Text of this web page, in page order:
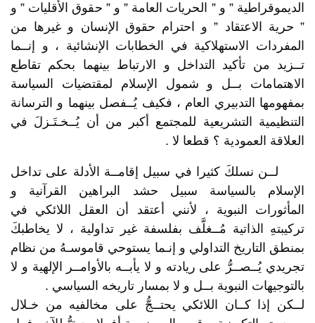
الديموقراطية ” و ” الحريات العامة ” و ” حقوق الأقليات ” و
” حرية الاعتقاد ” و احترام حقوق الإنسان و غيرها من
المفردات الاستهلاكية في الخطابات الإنشائية ، و إنــما
تــزيد من تأكيد التداخل و الارتباط بينهما بحكم تقاطع
الاهتمامات بــل و شمول الإسلام لمقتضيات السياسة
بمفهومها التدبيري العام ، فكيف يُــفصل بينهما و الترسانة
التنظيمية التشريعية للمجتمع أكبر من أن يُــخـتَـزلَ في
العلاقة العمودية ؟ قطعا لا .
لــن نسلكَ كثيرا في سبيل إقامــة الأدلة على تداخل
الإسلام بالسياسة سبيل حشد البراهين القرآنية و
المأثورات النبوية ، لأنني أعتقد أن العقل اللائكي في
تركيبتهِ الذاتية مُــغلَّف بفلسفة غير تداولية ، لا يخاطبكَ
بمنطق التاريخ التداولي و إنـما يستوحي قاموسـهُ من نظام
تجريدي يُــصــرُّ على ريادته و لا يأبــه بالأوامــر الإلهية و لا
بالتوجيهات النبوية بــل و لا بمسار تاريخه السياسي .
لــكن إذا كــان اللائكي يحتــجُّ على مخالفيه من خـلال